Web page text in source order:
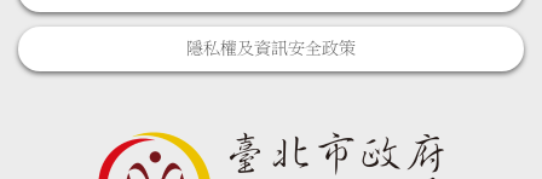
隱私權及資訊安全政策